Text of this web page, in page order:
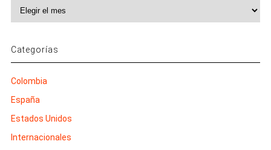
Categorías
Colombia
España
Estados Unidos
Internacionales